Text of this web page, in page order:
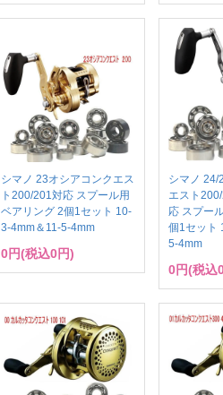
シマノ 23オシアコンクエス
ト200/201対応 スプール用
ベアリング 2個1セット 10-
3-4mm＆11-5-4mm
0円(税込0円)
シマノ 24/
エスト
応 スプー
個1セット
5-4mm
0円(税込